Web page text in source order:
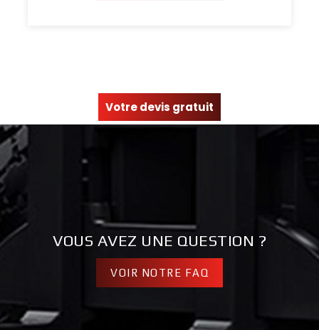
Votre devis gratuit
VOUS AVEZ UNE QUESTION ?
VOIR NOTRE FAQ